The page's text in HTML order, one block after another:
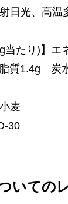
日光、高
当たり)】
質1.4g 炭
麦
30
いての